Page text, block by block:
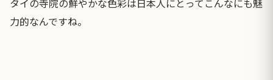
タイの寺院の鮮やかな色彩は日本人にとってこんなにも魅
力的なんですね。